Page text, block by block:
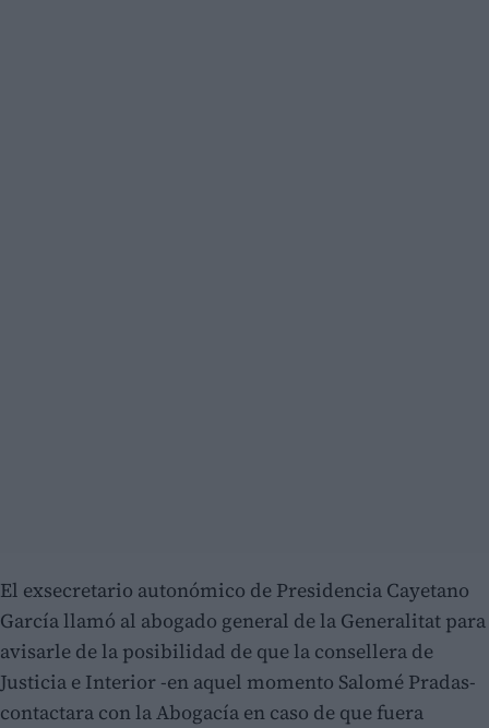
El exsecretario autonómico de Presidencia Cayetano
García llamó al abogado general de la Generalitat para
avisarle de la posibilidad de que la consellera de
Justicia e Interior -en aquel momento Salomé Pradas-
contactara con la Abogacía en caso de que fuera